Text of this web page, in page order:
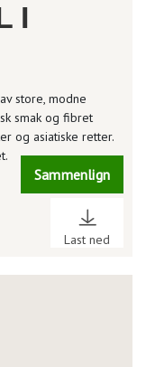
I
store, modne
smak og fibret
og asiatiske retter.
Sammenlign
Last ned